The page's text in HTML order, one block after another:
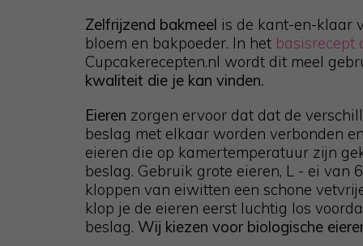
Zelfrijzend bakmeel is de kant-en-klaar
bloem en bakpoeder. In het basisrecept
Cupcakerecepten.nl wordt dit meel
kwaliteit die je kan vinden.
Eieren zorgen ervoor dat dat de
beslag met elkaar worden verbonden
eieren die op kamertemperatuur zijn
beslag. Gebruik grote eieren, L - ei van
kloppen van eiwitten een schone
klop je de eieren eerst luchtig los
beslag. Wij kiezen voor biologische